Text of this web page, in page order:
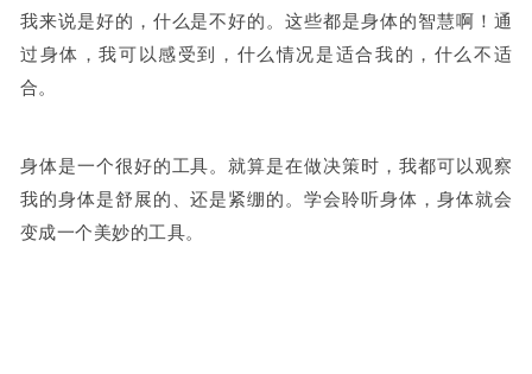
我来说是好的，什么是不好的。这些都是身体的智慧啊！ 通
过身体，我可以感受到，什么情况是适合我的，什么不适
合。
身体是一个很好的工具。就算是在做决策时，我都可以观察
我的身体是舒展的、还是紧绷的。学会聆听身体，身体就会
变成一个美妙的工具。